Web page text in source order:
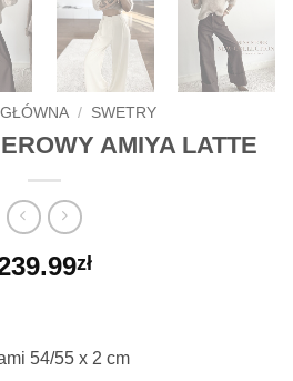
/ SWETRY
AMIYA LATTE
zł
54/55 x 2 cm